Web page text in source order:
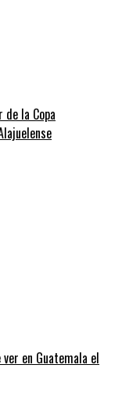
de la Copa
en Guatemala el